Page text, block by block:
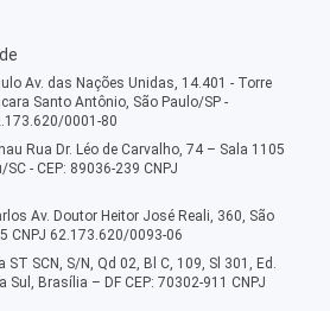
Av. das Nações Unidas, 14.401 - Torre
Santo Antônio, São Paulo/SP -
0001-80
Rua Dr. Léo de Carvalho, 74 – Sala 1105
- CEP: 89036-239 CNPJ
Av. Doutor Heitor José Reali, 360, São
CNPJ 62.173.620/0093-06
SCN, S/N, Qd 02, Bl C, 109, Sl 301, Ed.
Sul, Brasília – DF CEP: 70302-911 CNPJ